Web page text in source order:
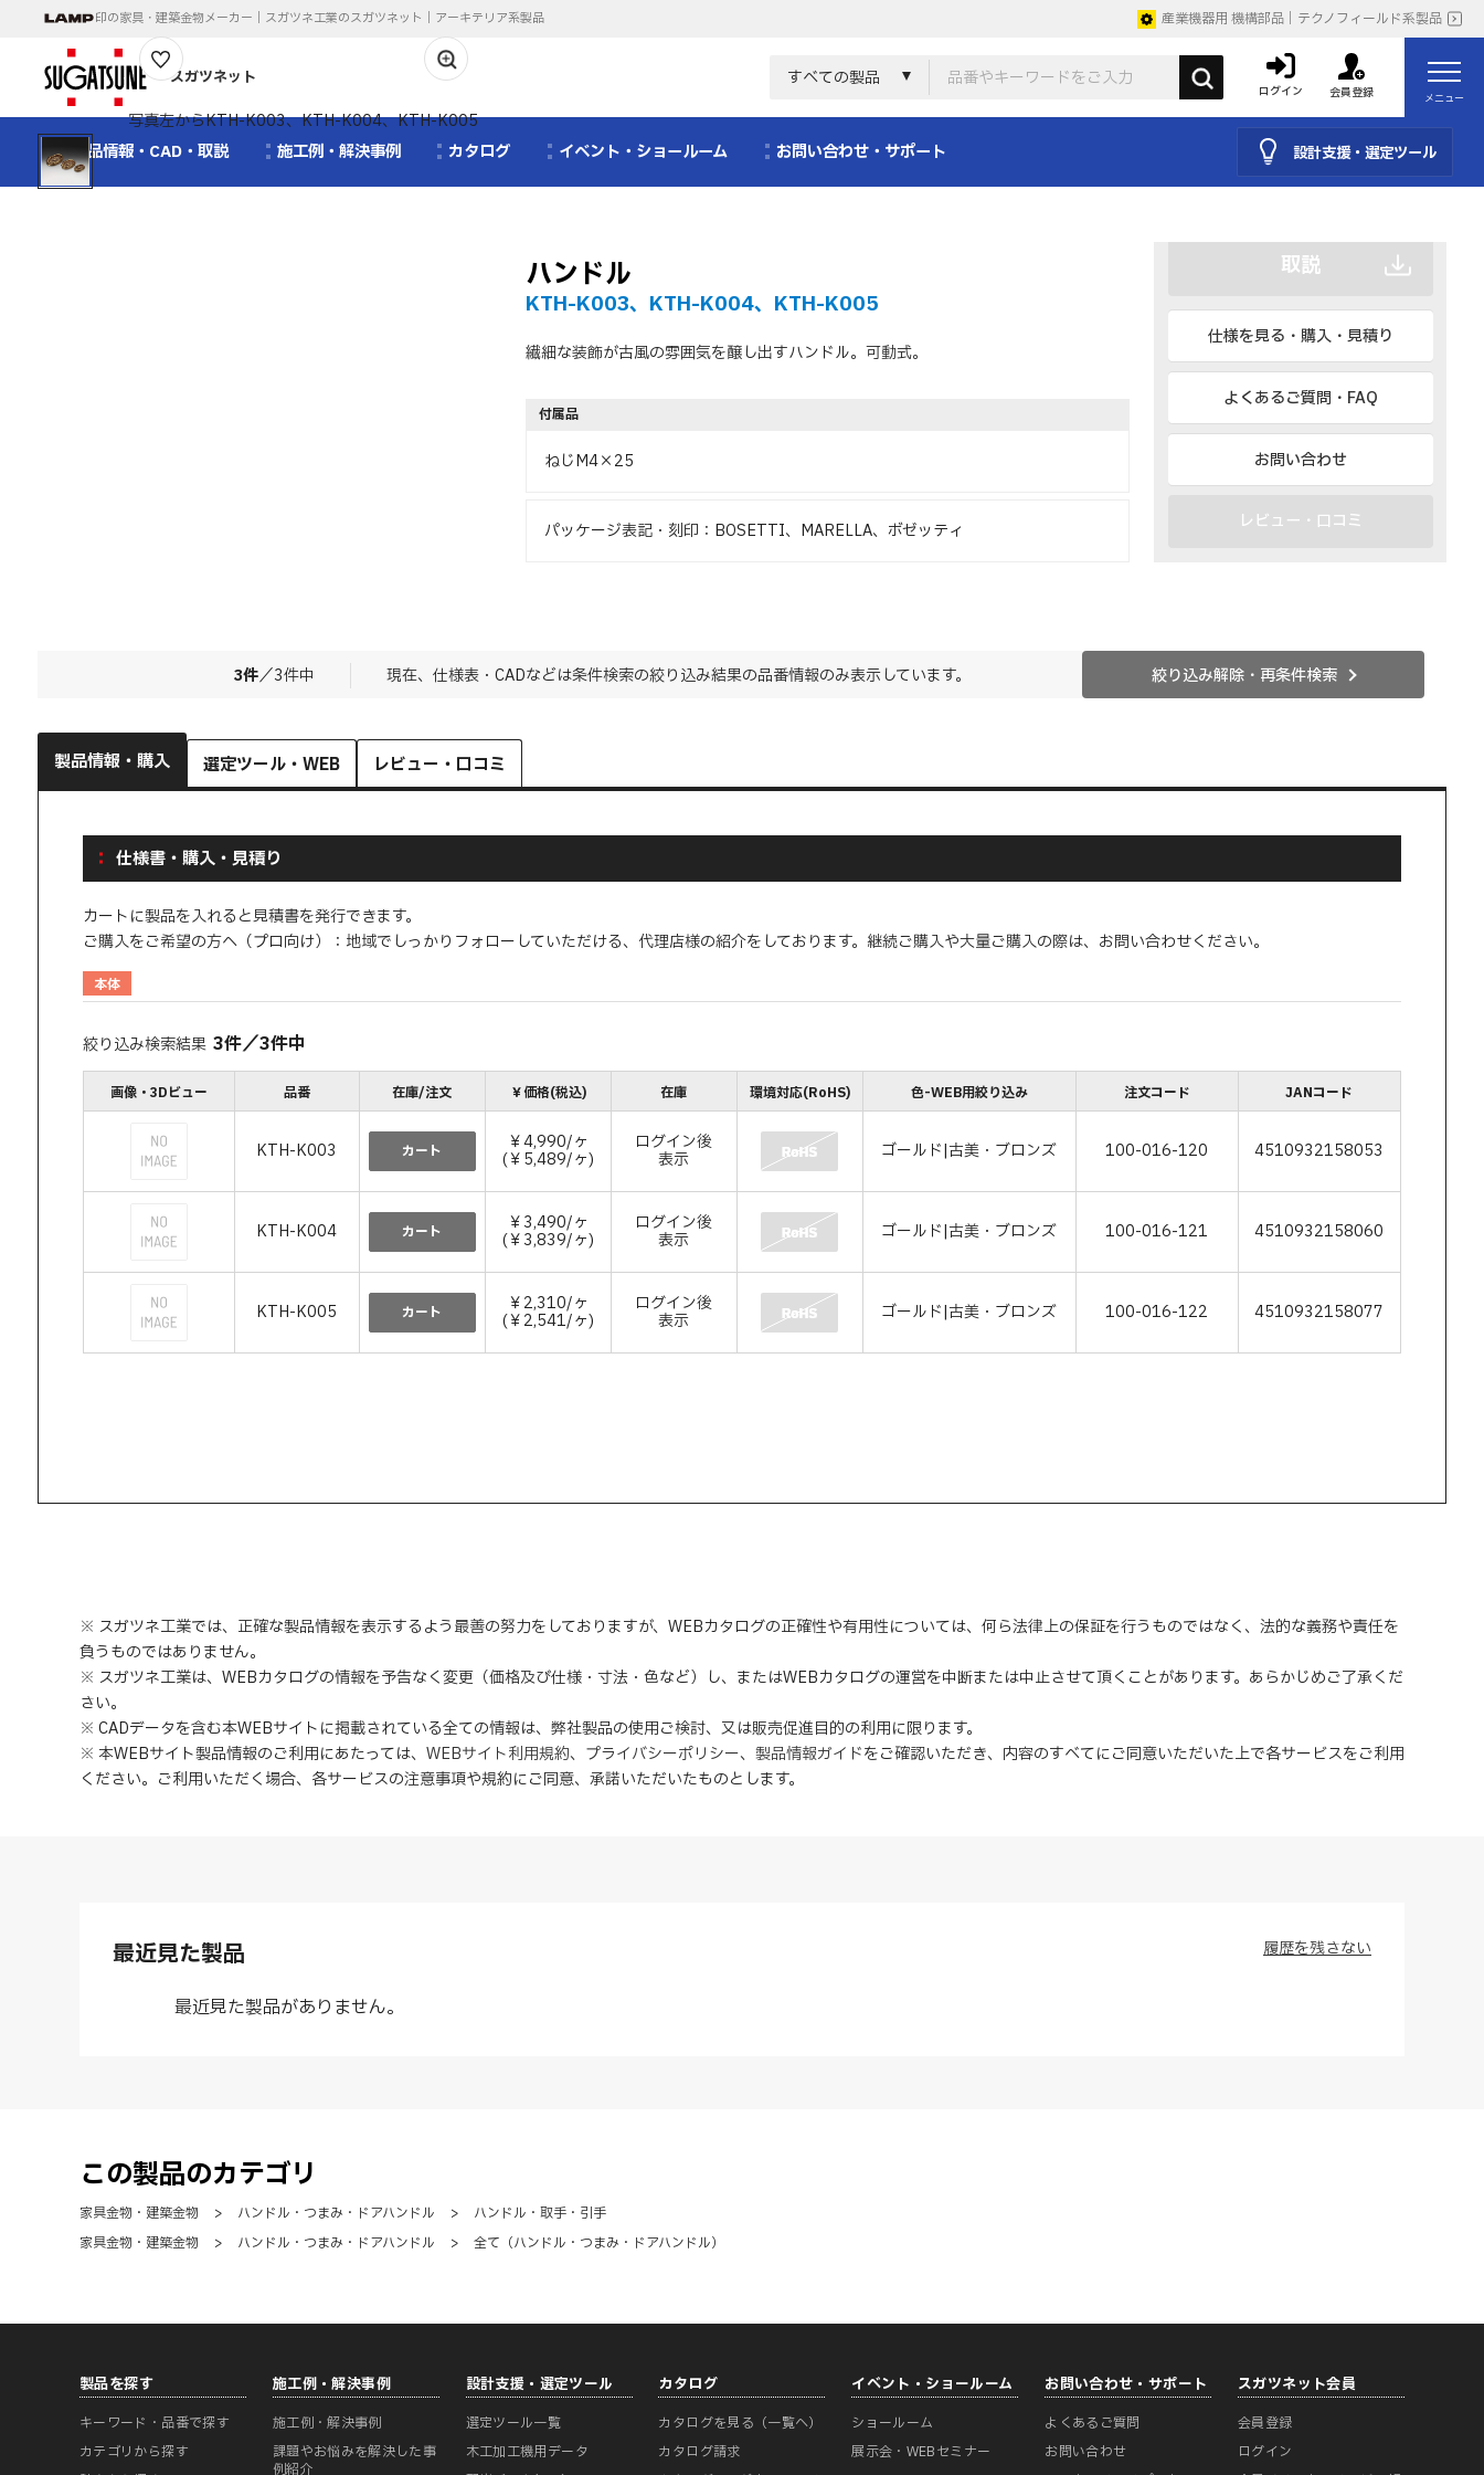
印の家具・建築金物メーカー｜スガツネ工業のスガツネット｜アーキテリア系製品 産業機器用 機構部品｜テクノフィールド系製品
スガツネット すべての製品
ログイン 会員登録 メニュー
製品情報・CAD・取説 施工例・解決事例 カタログ イベント・ショールーム お問い合わせ・サポート 設計支援・選定ツール
写真左からKTH-K003、KTH-K004、KTH-K005
ハンドル
KTH-K003、KTH-K004、KTH-K005
繊細な装飾が古風の雰囲気を醸し出すハンドル。可動式。
付属品
ねじM4×25
パッケージ表記・刻印：BOSETTI、MARELLA、ボゼッティ
CAD
BIM、IESなど
カタログ
取説
仕様を見る・購入・見積り
よくあるご質問・FAQ
お問い合わせ
レビュー・口コミ
3件／3件中 現在、仕様表・CADなどは条件検索の絞り込み結果の品番情報のみ表示しています。 絞り込み解除・再条件検索
製品情報・購入 選定ツール・WEB レビュー・口コミ
仕様書・購入・見積り
カートに製品を入れると見積書を発行できます。
ご購入をご希望の方へ（プロ向け）：地域でしっかりフォローしていただける、代理店様の紹介をしております。継続ご購入や大量ご購入の際は、お問い合わせください。
本体
絞り込み検索結果 3件／3件中
画像・3Dビュー 品番 在庫/注文 ￥価格(税込) 在庫 環境対応(RoHS) 色-WEB用絞り込み 注文コード JANコード
KTH-K003 カート ￥4,990/ヶ
(￥5,489/ヶ)
ログイン後
表示 ゴールド|古美・ブロンズ 100-016-120 4510932158053
KTH-K004 カート ￥3,490/ヶ
(￥3,839/ヶ)
ログイン後
表示 ゴールド|古美・ブロンズ 100-016-121 4510932158060
KTH-K005 カート ￥2,310/ヶ
(￥2,541/ヶ)
ログイン後
表示 ゴールド|古美・ブロンズ 100-016-122 4510932158077
※ スガツネ工業では、正確な製品情報を表示するよう最善の努力をしておりますが、WEBカタログの正確性や有用性については、何ら法律上の保証を行うものではなく、法的な義務や責任を
負うものではありません。
※ スガツネ工業は、WEBカタログの情報を予告なく変更（価格及び仕様・寸法・色など）し、またはWEBカタログの運営を中断または中止させて頂くことがあります。あらかじめご了承くだ
さい。
※ CADデータを含む本WEBサイトに掲載されている全ての情報は、弊社製品の使用ご検討、又は販売促進目的の利用に限ります。
※ 本WEBサイト製品情報のご利用にあたっては、 WEBサイト利用規約、 プライバシーポリシー、 製品情報ガイドをご確認いただき、内容のすべてにご同意いただいた上で各サービスをご利用
ください。ご利用いただく場合、各サービスの注意事項や規約にご同意、 承諾いただいたものとします。
最近見た製品
最近見た製品がありません。
履歴を残さない
この製品のカテゴリ
家具金物・建築金物 > ハンドル・つまみ・ドアハンドル >
ハンドル・取手・引手
家具金物・建築金物
> ハンドル・つまみ・ドアハンドル > 全て（ハンドル・つまみ・ドアハンドル）
製品を探す
キーワード・品番で探す
カテゴリから探す
施工例・解決事例
施工例・解決事例
課題やお悩みを解決した事
例紹介
設計支援・選定ツール
選定ツール一覧
木工加工機用データ
カタログ
カタログを見る（一覧へ）
カタログ請求
イベント・ショールーム
ショールーム
展示会・WEBセミナー
お問い合わせ・サポート
よくあるご質問
お問い合わせ
スガツネット会員
会員登録
ログイン